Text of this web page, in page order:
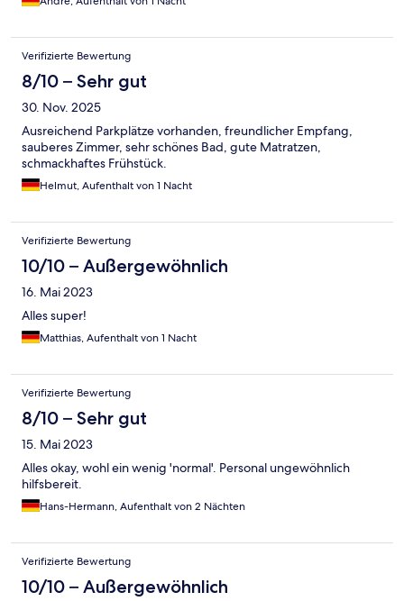
Verifizierte Bewertung
8/10 – Sehr gut
30. Nov. 2025
Ausreichend Parkplätze vorhanden, freundlicher Empfang,
sauberes Zimmer, sehr schönes Bad, gute Matratzen,
schmackhaftes Frühstück.
Helmut, Aufenthalt von 1 Nacht
Verifizierte Bewertung
10/10 – Außergewöhnlich
16. Mai 2023
Alles super!
Matthias, Aufenthalt von 1 Nacht
Verifizierte Bewertung
8/10 – Sehr gut
15. Mai 2023
Alles okay, wohl ein wenig 'normal'. Personal ungewöhnlich
hilfsbereit.
Hans-Hermann, Aufenthalt von 2 Nächten
Verifizierte Bewertung
10/10 – Außergewöhnlich